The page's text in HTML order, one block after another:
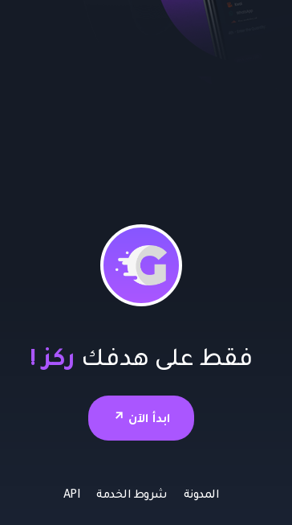
فقط على هدفك ركز !
ابدأ الآن
المدونة شروط الخدمة API